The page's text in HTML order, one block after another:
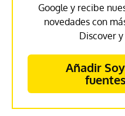
Google y recibe
novedades con
Discover
Añadir